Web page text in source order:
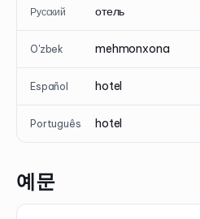
Русский отель
O'zbek mehmonxona
Español hotel
Português hotel
예문